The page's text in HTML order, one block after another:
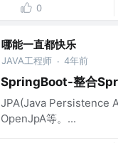
0
哪能一直都快乐
JAVA工程师 · 4年前
SpringBoot-整合
JPA(Java Persistence
OpenJpA等。...